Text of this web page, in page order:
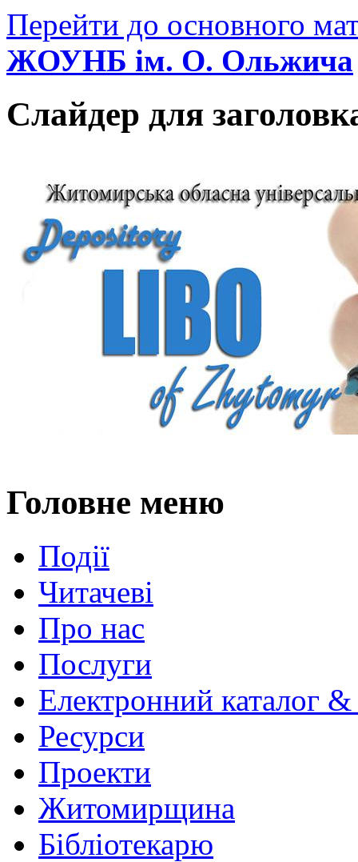
Перейти до основного
ЖОУНБ ім. О. Ольжича
Слайдер для
Головне меню
Події
Читачеві
Про нас
Послуги
Електронний каталог
Ресурси
Проекти
Житомирщина
Бібліотекарю